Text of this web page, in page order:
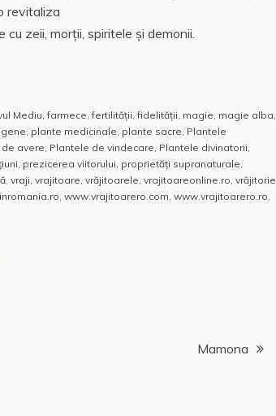
revitaliza
zeii, morții, spiritele și demonii.
Mediu,farmece,fertilităţii,fidelităţii, magie, magie alba,
, plante medicinale, plante sacre, Plantele
avere, Plantele de vindecare, Plantele divinatorii,
, prezicerea viitorului, proprietăți supranaturale,
, vraji, vrajitoare, vrăjitoarele, vrajitoareonline.ro, vrăjitorie
, www.vrajitoarero.com, www.vrajitoarero.ro,
Mamona